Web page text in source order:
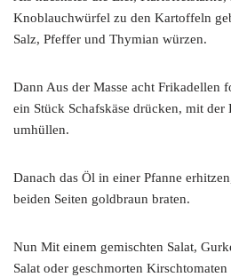
Knoblauchwürfel zu den Kartoffeln
Salz, Pfeffer und Thymian würzen.
Dann Aus der Masse acht Frikadellen
ein Stück Schafskäse drücken, mit der
umhüllen.
Danach das Öl in einer Pfanne
beiden Seiten goldbraun braten.
Nun Mit einem gemischten Salat,
Salat oder geschmorten Kirschtomaten